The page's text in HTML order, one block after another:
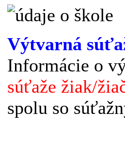
Výtvarná
Informácie o
súťaže žiak/
spolu so